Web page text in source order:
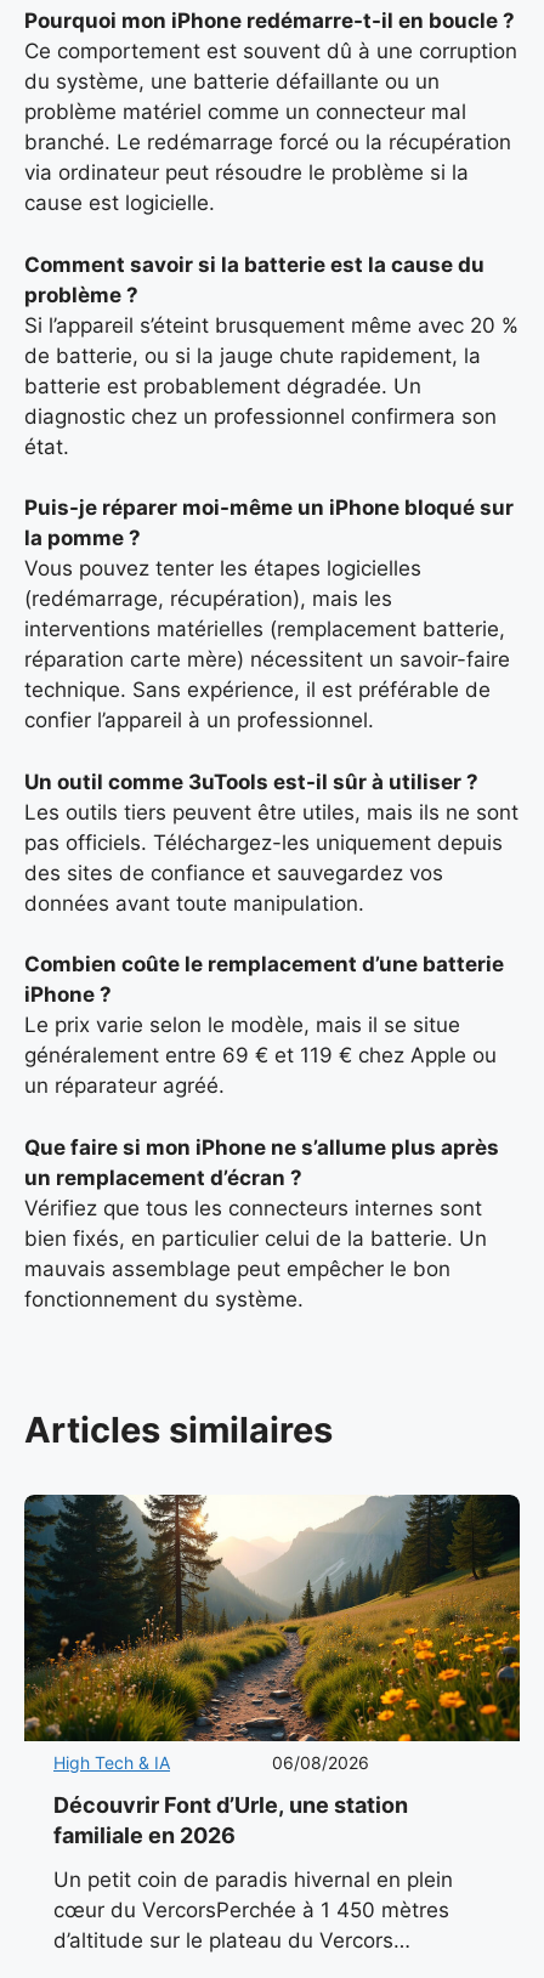
Pourquoi mon iPhone redémarre-t-il en boucle ?
Ce comportement est souvent dû à une corruption
du système, une batterie défaillante ou un
problème matériel comme un connecteur mal
branché. Le redémarrage forcé ou la récupération
via ordinateur peut résoudre le problème si la
cause est logicielle.
Comment savoir si la batterie est la cause du
problème ?
Si l’appareil s’éteint brusquement même avec 20 %
de batterie, ou si la jauge chute rapidement, la
batterie est probablement dégradée. Un
diagnostic chez un professionnel confirmera son
état.
Puis-je réparer moi-même un iPhone bloqué sur
la pomme ?
Vous pouvez tenter les étapes logicielles
(redémarrage, récupération), mais les
interventions matérielles (remplacement batterie,
réparation carte mère) nécessitent un savoir-faire
technique. Sans expérience, il est préférable de
confier l’appareil à un professionnel.
Un outil comme 3uTools est-il sûr à utiliser ?
Les outils tiers peuvent être utiles, mais ils ne sont
pas officiels. Téléchargez-les uniquement depuis
des sites de confiance et sauvegardez vos
données avant toute manipulation.
Combien coûte le remplacement d’une batterie
iPhone ?
Le prix varie selon le modèle, mais il se situe
généralement entre 69 € et 119 € chez Apple ou
un réparateur agréé.
Que faire si mon iPhone ne s’allume plus après
un remplacement d’écran ?
Vérifiez que tous les connecteurs internes sont
bien fixés, en particulier celui de la batterie. Un
mauvais assemblage peut empêcher le bon
fonctionnement du système.
Articles similaires
High Tech & IA 06/08/2026
Découvrir Font d’Urle, une station
familiale en 2026
Un petit coin de paradis hivernal en plein
cœur du VercorsPerchée à 1 450 mètres
d’altitude sur le plateau du Vercors